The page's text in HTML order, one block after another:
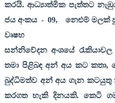
කරයි. ආධ්‍යාත්මික පැත්තට
ජය අංකය - 09,
නෙළුම් මලක්
වෘෂභ
සන්නිවේදන අංශයේ
තමා පිළිබඳ අන් අය කට කතා,
බුද්ධිමත්ව අන් අය ගැන
කරගත හැකි දිනයකි. කෙටි